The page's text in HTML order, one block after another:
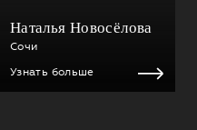
Наталья Новосёлова
Сочи
Узнать больше